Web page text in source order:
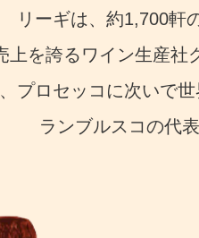
リーギは、約1,700軒
上を誇るワイン生産社
プロセッコに次いで世
ランブルスコの代